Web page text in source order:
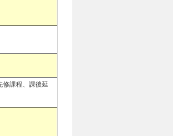
修課程、課後延